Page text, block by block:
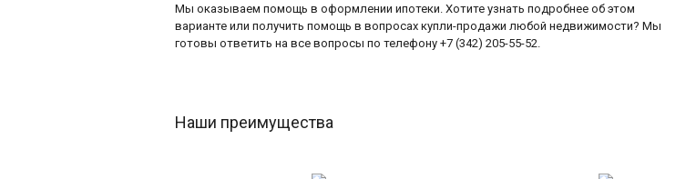
Мы оказываем помощь в оформлении ипотеки. Хотите узнать подробнее об этом
варианте или получить помощь в вопросах купли-продажи любой недвижимости? Мы
готовы ответить на все вопросы по телефону +7 (342) 205-55-52.
Наши преимущества